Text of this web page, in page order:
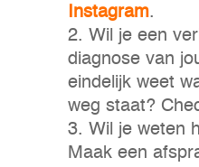
Instagram.
Wil je een
diagnose van
eindelijk weet
weg staat?
Wil je weten
Maak een